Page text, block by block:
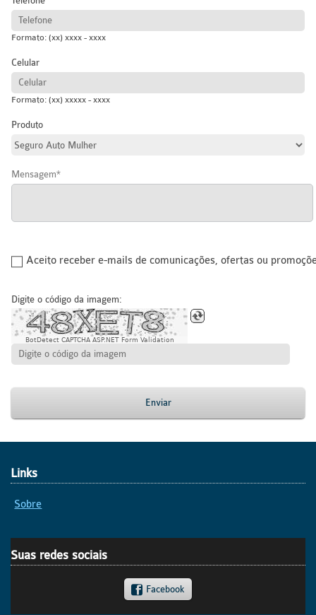
Formato: (xx) xxxx - xxxx
Celular
Formato: (xx) xxxxx - xxxx
Produto
Mensagem
Aceito receber e-mails de comunicações, ofertas ou
Digite o código da imagem:
BotDetect CAPTCHA ASP.NET Form Validation
Enviar
Links
Sobre
Suas redes sociais
Facebook